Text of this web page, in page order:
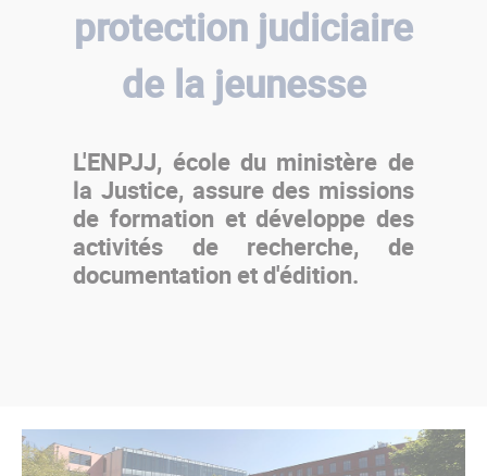
protection judiciaire
de la jeunesse
L'ENPJJ, école du ministère de
la Justice, assure des missions
de formation et développe des
activités de recherche, de
documentation et d'édition.